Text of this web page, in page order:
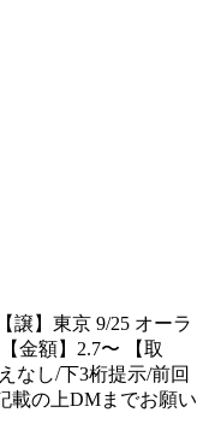
譲】東京 9/25 オーラ
金額】2.7〜 【取
なし/下3桁提示/前回
載の上DMまでお願い